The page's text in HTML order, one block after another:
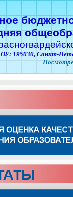
ОУ: 195030, Санкт-